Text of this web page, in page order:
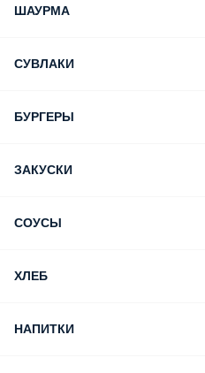
ШАУРМА
СУВЛАКИ
БУРГЕРЫ
ЗАКУСКИ
СОУСЫ
ХЛЕБ
НАПИТКИ